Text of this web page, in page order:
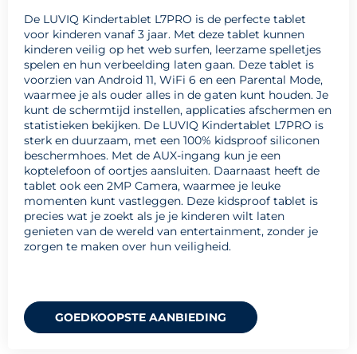
De LUVIQ Kindertablet L7PRO is de perfecte tablet
voor kinderen vanaf 3 jaar. Met deze tablet kunnen
kinderen veilig op het web surfen, leerzame spelletjes
spelen en hun verbeelding laten gaan. Deze tablet is
voorzien van Android 11, WiFi 6 en een Parental Mode,
waarmee je als ouder alles in de gaten kunt houden. Je
kunt de schermtijd instellen, applicaties afschermen en
statistieken bekijken. De LUVIQ Kindertablet L7PRO is
sterk en duurzaam, met een 100% kidsproof siliconen
beschermhoes. Met de AUX-ingang kun je een
koptelefoon of oortjes aansluiten. Daarnaast heeft de
tablet ook een 2MP Camera, waarmee je leuke
momenten kunt vastleggen. Deze kidsproof tablet is
precies wat je zoekt als je je kinderen wilt laten
genieten van de wereld van entertainment, zonder je
zorgen te maken over hun veiligheid.
GOEDKOOPSTE AANBIEDING